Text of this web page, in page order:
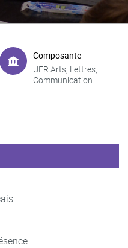
Composante
UFR Arts, Lettres,
Communication